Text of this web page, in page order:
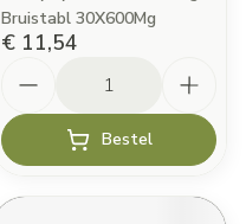
Bruistabl 30X600Mg
€ 11,54
Bestel